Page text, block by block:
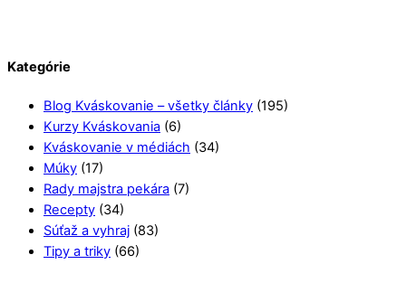
Kategórie
Blog Kváskovanie – všetky články (195)
Kurzy Kváskovania (6)
Kváskovanie v médiách (34)
Múky (17)
Rady majstra pekára (7)
Recepty (34)
Súťaž a vyhraj (83)
Tipy a triky (66)